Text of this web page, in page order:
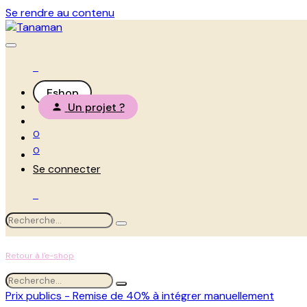
Se rendre au contenu
Eshop
Un projet ?
0
0
Se connecter
Retour à l'e-shop
Prix publics - Remise de 40% à intégrer manuellement